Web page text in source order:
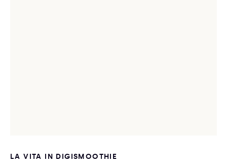
LA VITA IN DIGISMOOTHIE